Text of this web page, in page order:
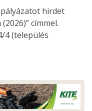
hirdet
címmel.
4 (település